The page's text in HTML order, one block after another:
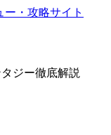
ジー徹底解説